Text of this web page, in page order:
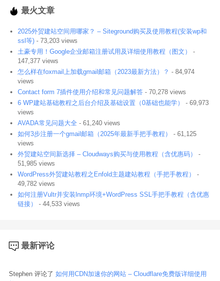
最火文章
2025外贸建站空间用哪家？ – Siteground购买及使用教程(安装wp和
ssl等)- 73,203 views
土豪专用！Google企业邮箱注册试用及详细使用教程（图文）
-
147,377 views
怎么样在foxmail上加载gmail邮箱（2023最新方法）？ - 84,974
views
Contact form 7插件使用介绍和常见问题解答- 70,278 views
6 WP建站基础教程之后台介绍及基础设置（0基础也能学）
- 69,973
views
AVADA常见问题大全- 61,240 views
如何3步注册一个gmail邮箱（2025年最新手把手教程）
- 61,125
views
外贸建站空间新选择 – Cloudways购买与使用教程（含优惠码）
-
51,985 views
WordPress外贸建站教程之Enfold主题建站教程（手把手教程）
-
49,782 views
如何注册Vultr并安装lnmp环境+WordPress SSL手把手教程（含优惠
链接）
- 44,533 views
最新评论
Stephen 评论了 如何用CDN加速你的网站 – Cloudflare免费版详细使用